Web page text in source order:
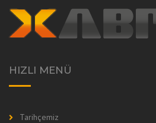
HIZLI MENÜ
Tarihçemiz